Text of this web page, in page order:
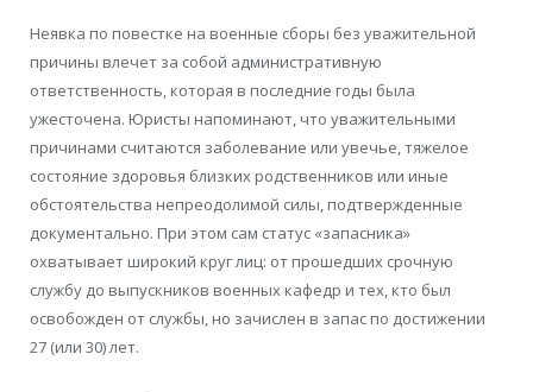
Неявка по повестке на военные сборы без уважительной
причины влечет за собой административную
ответственность, которая в последние годы была
ужесточена. Юристы напоминают, что уважительными
причинами считаются заболевание или увечье, тяжелое
состояние здоровья близких родственников или иные
обстоятельства непреодолимой силы, подтвержденные
документально. При этом сам статус «запасника»
охватывает широкий круг лиц: от прошедших срочную
службу до выпускников военных кафедр и тех, кто был
освобожден от службы, но зачислен в запас по достижении
27 (или 30) лет.